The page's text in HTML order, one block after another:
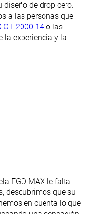
Media
mm 21.0 mm
de drop cero.
a las personas que
GT 2000 14 o las
la experiencia y la
EGO MAX le falta
descubrimos que su
en cuenta lo que